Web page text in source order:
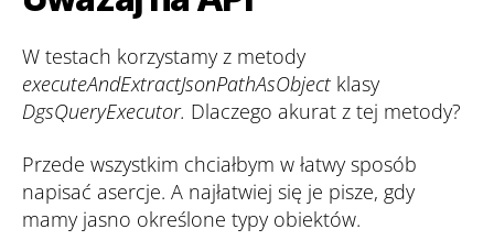
W testach korzystamy z metody
executeAndExtractJsonPathAsObject klasy
DgsQueryExecutor. Dlaczego akurat z tej metody?
Przede wszystkim chciałbym w łatwy sposób
napisać asercje. A najłatwiej się je pisze, gdy
mamy jasno określone typy obiektów.